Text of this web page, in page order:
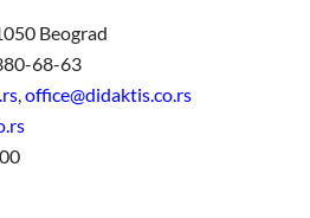
Beograd
68-63
office@didaktis.co.rs